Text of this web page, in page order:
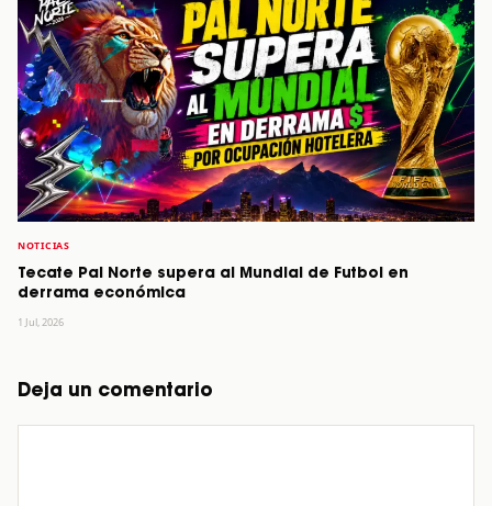
NOTICIAS
Tecate Pal Norte supera al Mundial de Futbol en
derrama económica
1 Jul, 2026
Deja un comentario
Comentario